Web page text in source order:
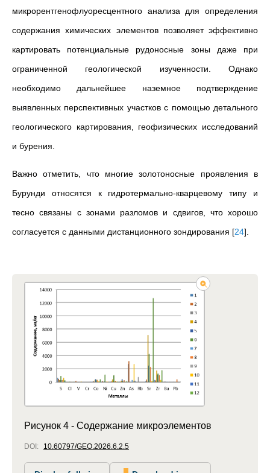
микрорентгенофлуоресцентного анализа для определения
содержания химических элементов позволяет эффективно
картировать потенциальные рудоносные зоны даже при
ограниченной геологической изученности. Однако
необходимо дальнейшее наземное подтверждение
выявленных перспективных участков с помощью детального
геологического картирования, геофизических исследований
и бурения.
Важно отметить, что многие золотоносные проявления в
Бурунди относятся к гидротермально-кварцевому типу и
тесно связаны с зонами разломов и сдвигов, что хорошо
согласуется с данными дистанционного зондирования [24]
Рисунок 4 - Содержание микроэлементов
DOI: 10.60797/GEO.2026.6.2.5